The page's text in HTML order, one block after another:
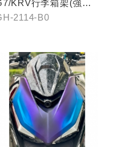
KRV行李箱架(強化)
物版型
2114-B0